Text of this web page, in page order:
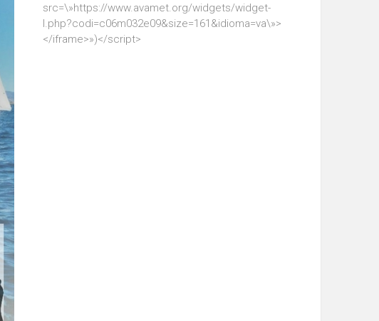
src=\»https://www.avamet.org/widgets/widget-
l.php?codi=c06m032e09&size=161&idioma=va\»>
</iframe>»)</script>